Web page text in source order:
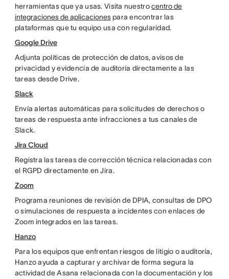
herramientas que ya usas. Visita nuestrocentro de
integraciones de aplicacionespara encontrar las
plataformas que tu equipo usa con regularidad.
Google Drive
Adjunta políticas de protección de datos, avisos de
privacidad y evidencia de auditoría directamente a las
tareas desde Drive.
Slack
Envía alertas automáticas para solicitudes de derechos o
tareas de respuesta ante infracciones a tus canales de
Slack.
Jira Cloud
Registra las tareas de corrección técnica relacionadas con
el RGPD directamente en Jira.
Zoom
Programa reuniones de revisión de DPIA, consultas de DPO
o simulaciones de respuesta a incidentes con enlaces de
Zoom integrados en las tareas.
Hanzo
Para los equipos que enfrentan riesgos de litigio o auditoría,
Hanzo ayuda a capturar y archivar de forma segura la
actividad de Asana relacionada con la documentación y los